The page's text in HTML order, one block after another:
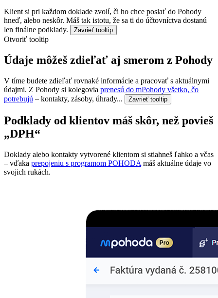
Klient si pri každom doklade zvolí, či ho chce poslať do Pohody
hneď, alebo neskôr. Máš tak istotu, že sa ti do účtovníctva dostanú
len finálne podklady.
Zavrieť tooltip
Otvoriť tooltip
Údaje môžeš zdieľať aj smerom z Pohody
V tíme budete zdieľať rovnaké informácie a pracovať s aktuálnymi
údajmi. Z Pohody si kolegovia prenesú do mPohody všetko, čo
potrebujú – kontakty, zásoby, úhrady... Zavrieť tooltip
Podklady od klientov máš skôr, než povieš
„DPH“
Doklady alebo kontakty vytvorené klientom si stiahneš ľahko a včas
– vďaka prepojeniu s programom POHODA máš aktuálne údaje vo
svojich rukách.